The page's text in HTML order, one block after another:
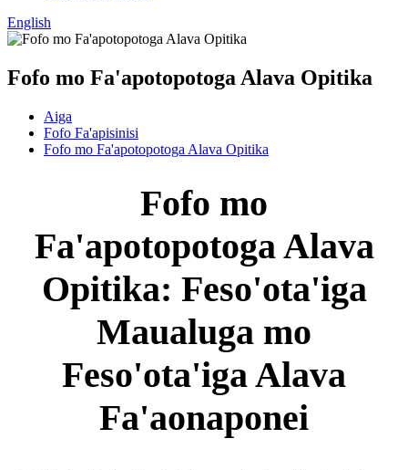
English
Fofo mo Fa'apotopotoga Alava Opitika
Aiga
Fofo Fa'apisinisi
Fofo mo Fa'apotopotoga Alava Opitika
Fofo mo
Fa'apotopotoga Alava
Opitika: Feso'ota'iga
Maualuga mo
Feso'ota'iga Alava
Fa'aonaponei